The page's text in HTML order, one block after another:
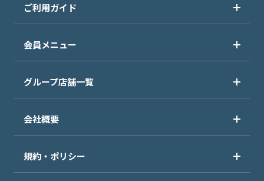
ご利用ガイド
会員メニュー
グループ店舗一覧
会社概要
規約・ポリシー